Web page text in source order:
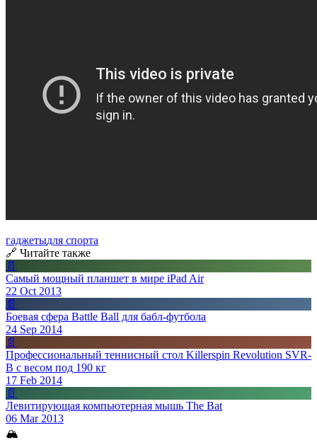
гаджетыдля спорта
🔗 Читайте также
📄
Самый мощный планшет в мире iPad Air
22 Oct 2013
📄
Боевая сфера Battle Ball для бабл-футбола
24 Sep 2014
📄
Профессиональный теннисный стол Killerspin Revolution SVR-
B с весом под 190 кг
17 Feb 2014
📄
Левитирующая компьютерная мышь The Bat
06 Mar 2013
🏔